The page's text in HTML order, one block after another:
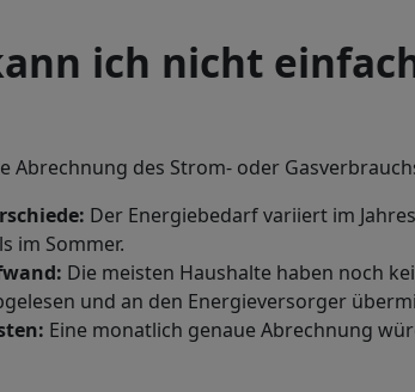
ich nicht
Abrechnung des Strom- oder
Der Energiebedarf variiert im
im Sommer.
Die meisten Haushalte haben noch
und an den Energieversorger
Eine monatlich genaue Abrechnung